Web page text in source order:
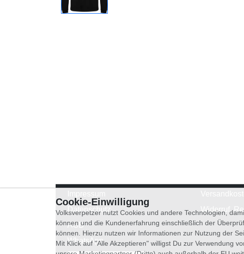
Datenschutz
AGB
WhatsApp
Widerruf,
Cookie-Einwilligung
Volksverpetzer nutzt Cookies und andere Technologien,
können und die Kundenerfahrung einschließlich der
können. Hierzu nutzen wir Informationen zur Nutzung der
Mit Klick auf "Alle Akzeptieren" willigst Du zur Verwendung